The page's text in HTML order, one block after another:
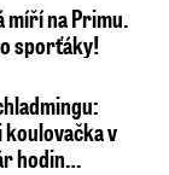
míří na Primu.
sporťáky!
v
hodin…